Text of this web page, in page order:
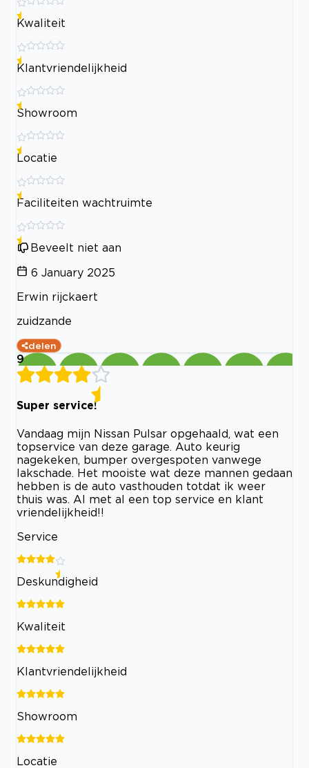
Kwaliteit
Klantvriendelijkheid
Showroom
Locatie
Faciliteiten wachtruimte
Beveelt niet aan
6 January 2025
Erwin rijckaert
zuidzande
delen
9
Super service!
Vandaag mijn Nissan Pulsar opgehaald, wat een
topservice van deze garage. Auto keurig
nagekeken, bumper overgespoten vanwege
lakschade. Het mooiste wat deze mannen gedaan
hebben is de auto vasthouden totdat ik weer
thuis was. Al met al een top service en klant
vriendelijkheid!!
Service
Deskundigheid
Kwaliteit
Klantvriendelijkheid
Showroom
Locatie